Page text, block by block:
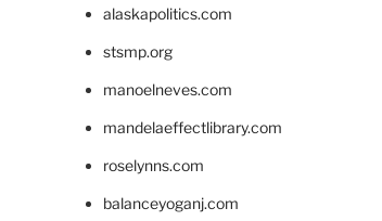
alaskapolitics.com
stsmp.org
manoelneves.com
mandelaeffectlibrary.com
roselynns.com
balanceyoganj.com